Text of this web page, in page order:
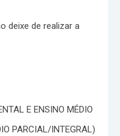
deixe de realizar a
E ENSINO MÉDIO
PARCIAL/INTEGRAL)